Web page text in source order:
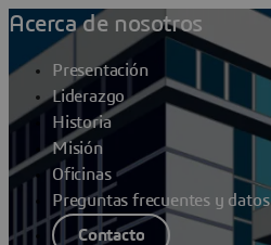
Acerca de nosotros
Presentación
Liderazgo
Historia
Misión
Oficinas
Preguntas frecuentes y datos
Contacto